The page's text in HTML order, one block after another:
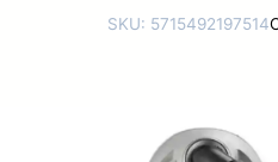
SKU: 5715492197514